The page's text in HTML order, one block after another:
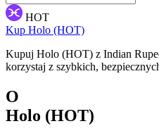
HOT
Kup Holo (HOT)
Kupuj Holo (HOT) z Indian
korzystaj z szybkich,
O
Holo (HOT)